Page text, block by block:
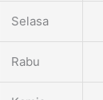
Selasa
Rabu